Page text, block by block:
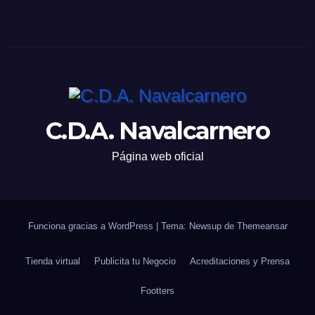
C.D.A. Navalcarnero
Página web oficial
Funciona gracias a WordPress Tema: Newsup de Themeansar
Tienda virtual Publicita tu Negocio Acreditaciones y Prensa
Footters